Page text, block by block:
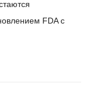
FDA с